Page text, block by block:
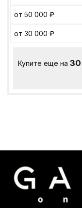
от 50 000 ₽
от 30 000 ₽
Купите еще на